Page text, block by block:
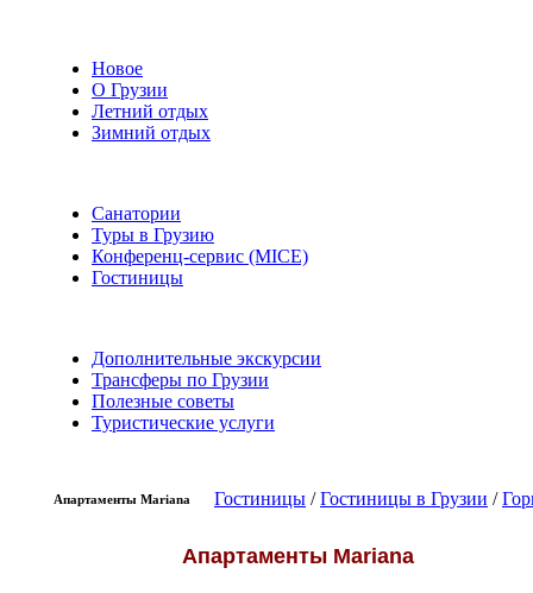
Новое
О Грузии
Летний отдых
Зимний отдых
Санатории
Туры в Грузию
Конференц-сервис (MICE)
Гостиницы
Дополнительные экскурсии
Трансферы по Грузии
Полезные советы
Туристические услуги
Апартаменты Mariana Гостиницы /Гостиницы в Грузии /
Апартаменты Mariana